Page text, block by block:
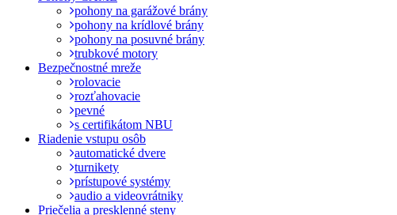
pohony na garážové brány
pohony na krídlové brány
pohony na posuvné brány
trubkové motory
Bezpečnostné mreže
rolovacie
rozťahovacie
pevné
s certifikátom NBU
Riadenie vstupu osôb
automatické dvere
turnikety
prístupové systémy
audio a videovrátniky
Priečelia a presklenné steny